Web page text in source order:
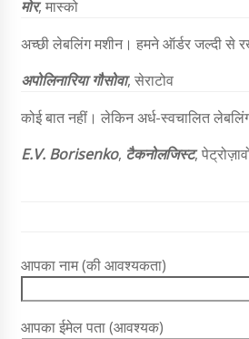
मोर, मास्को
अच्छी लेबलिंग मशीन। हमने ऑर्डर जल्दी से
अपोलिनारिया गौसोवा, सेराटोव
कोई बात नहीं। लेकिन अर्ध-स्वचालित
E.V. Borisenko, टैकनोलजिस्ट,
आपका नाम (की आवश्यकता)
आपका ईमेल पता (आवश्यक)